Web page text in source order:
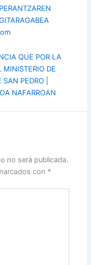
QUE POR LA
DE
PEDRO |
NAFARROAN
no será publicada.
con *